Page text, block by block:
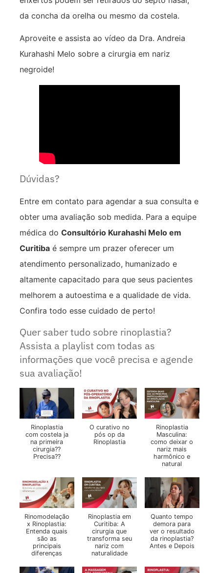
da concha da orelha ou mesmo da costela.
Aproveite e assista ao vídeo da Dra. Andreia
Kurahashi Melo sobre a cirurgia em nariz
negroide!
Dúvidas?
Entre em contato para agendar a sua consulta e
obter uma avaliação sob medida. Para a equipe
médica do Consultório Kurahashi Melo em
Curitiba é sempre um prazer oferecer um
atendimento personalizado, humanizado e
altamente capacitado para que seus pacientes
melhorem a autoestima e a qualidade de vida.
Confira todo esse cuidado de perto!
Quer saber tudo sobre rinoplastia?
Assista a playlist com todas as
informações que você precisa e agende
sua avaliação!
Rinoplastia
com costela ja
na primeira
cirurgia??
Precisa??
O curativo no
pós op da
Rinoplastia
Rinoplastia
Masculina:
como deixar o
nariz mais
harmônico e
natural
Rinomodelação
x Rinoplastia:
Entenda quais
são as
principais
diferenças
Rinoplastia em
Curitiba: A
cirurgia que
transforma seu
nariz com
naturalidade
Quanto tempo
demora para
ver o resultado
da rinoplastia?
Antes e Depois